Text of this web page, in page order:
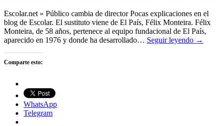
Escolar.net » Público cambia de director Pocas explicaciones en el
blog de Escolar. El sustituto viene de El País, Félix Monteira. Félix
Monteira, de 58 años, pertenece al equipo fundacional de El País,
aparecido en 1976 y donde ha desarrollado… Seguir leyendo →
Comparte esto:
WhatsApp
Telegram